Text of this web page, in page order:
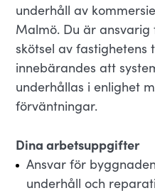
underhåll av
Malmö. Du är
skötsel av fastighetens
innebärandes att
underhållas i enlighet
förväntningar.
Dina arbetsuppgifter
Ansvar för
underhåll och